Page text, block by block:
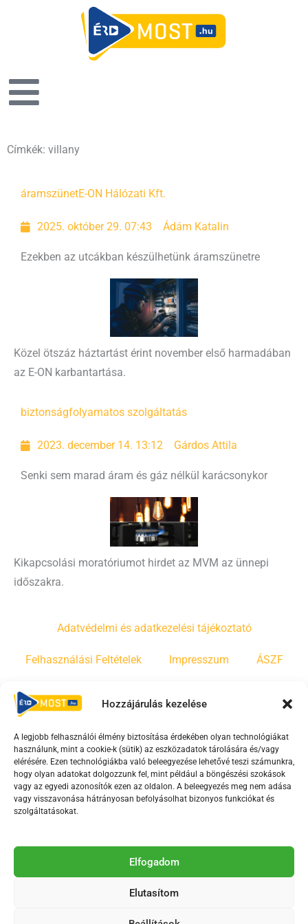
Hozzájárulás kezelése
A legjobb felhasználói élmény biztosítása érdekében olyan technológiákat
használunk, mint a cookie-k (sütik) az eszközadatok tárolására és/vagy
elérésére. Ezen technológiákba való beleegyezése lehetővé teszi számunkra,
hogy olyan adatokat dolgozzunk fel, mint például a böngészési szokások
vagy az egyedi azonosítók ezen az oldalon. A beleegyezés meg nem adása
vagy visszavonása hátrányosan befolyásolhat bizonyos funkciókat és
szolgáltatásokat.
Elfogadom
Elutasítom
Címkék: villany
áramszünetE-ON Hálózati Kft.
2025. október 29. 07:43 Ádám Katalin
Ezekben az utcákban készülhetünk áramszünetre
Közel ötszáz háztartást érint november első harmadában
az E-ON karbantartása.
biztonságfolyamatos szolgáltatás
2023. december 14. 13:12 Gárdos Attila
Senki sem marad áram és gáz nélkül karácsonykor
Kikapcsolási moratóriumot hirdet az MVM az ünnepi
időszakra.
Adatvédelmi és adatkezelési tájékoztató
Felhasználási Feltételek Impresszum ÁSZF
Irányelvek
F
a
c
e
b
o
-
Y
o
u
t
u
e
s
T
i
k
t
Az Érd Média médiaszolgáltatási tevékenységét a
Médiatanács a Magyar Média Mecenatúra program